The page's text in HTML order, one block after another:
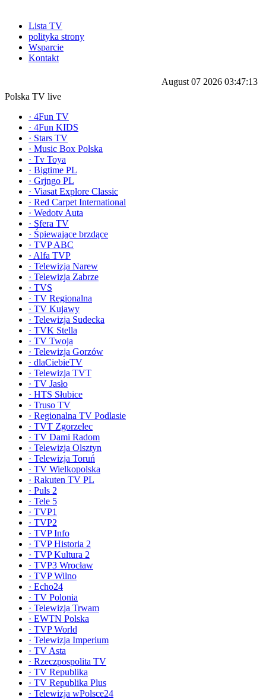
Lista TV
polityka strony
Wsparcie
Kontakt
August 07 2026 03:47:13
Polska TV live
· 4Fun TV
· 4Fun KIDS
· Stars TV
· Music Box Polska
· Tv Toya
· Bigtime PL
· Grjngo PL
· Viasat Explore Classic
· Red Carpet International
· Wedotv Auta
· Sfera TV
· Śpiewające brzdące
· TVP ABC
· Alfa TVP
· Telewizja Narew
· Telewizja Zabrze
· TVS
· TV Regionalna
· TV Kujawy
· Telewizja Sudecka
· TVK Stella
· TV Twoja
· Telewizja Gorzów
· dlaCiebieTV
· Telewizja TVT
· TV Jasło
· HTS Słubice
· Truso TV
· Regionalna TV Podlasie
· TVT Zgorzelec
· TV Dami Radom
· Telewizja Olsztyn
· Telewizja Toruń
· TV Wielkopolska
· Rakuten TV PL
· Puls 2
· Tele 5
· TVP1
· TVP2
· TVP Info
· TVP Historia 2
· TVP Kultura 2
· TVP3 Wrocław
· TVP Wilno
· Echo24
· TV Polonia
· Telewizja Trwam
· EWTN Polska
· TVP World
· Telewizja Imperium
· TV Asta
· Rzeczpospolita TV
· TV Republika
· TV Republika Plus
· Telewizja wPolsce24